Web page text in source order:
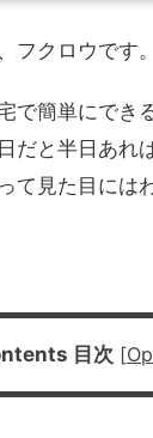
フクロウです。
で簡単にでき
だと半日あれ
て見た目には
目次 [